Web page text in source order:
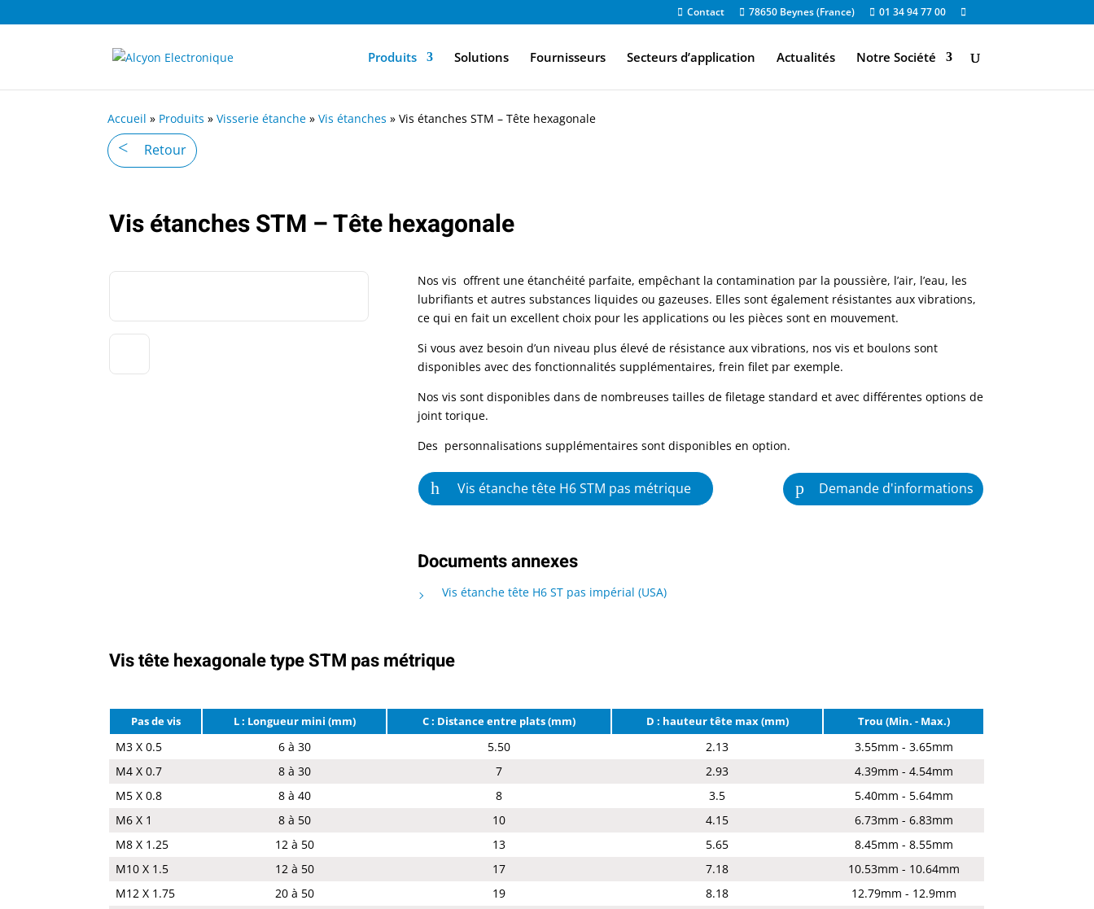
Contact 78650 Beynes (France) 01 34 94 77 00
Produits Solutions Fournisseurs Secteurs d’application Actualités Notre Société
Accueil » Produits » Visserie étanche » Vis étanches » Vis étanches STM – Tête hexagonale
Retour
Vis étanches STM – Tête hexagonale
Nos vis offrent une étanchéité parfaite, empêchant la contamination par la poussière, l’air, l’eau, les
lubrifiants et autres substances liquides ou gazeuses. Elles sont également résistantes aux vibrations,
ce qui en fait un excellent choix pour les applications ou les pièces sont en mouvement.
Si vous avez besoin d’un niveau plus élevé de résistance aux vibrations, nos vis et boulons sont
disponibles avec des fonctionnalités supplémentaires, frein filet par exemple.
Nos vis sont disponibles dans de nombreuses tailles de filetage standard et avec différentes options de
joint torique.
Des personnalisations supplémentaires sont disponibles en option.
Vis étanche tête H6 STM pas métrique Demande d'informations
Documents annexes
Vis étanche tête H6 ST pas impérial (USA)
Vis tête hexagonale type STM pas métrique
Pas de vis L : Longueur mini (mm) C : Distance entre plats (mm) D : hauteur tête max (mm) Trou (Min. - Max.)
M3 X 0.5 6 à 30 5.50 2.13
3.55mm - 3.65mm
M4 X 0.7
8 à 30 7 2.93
4.39mm - 4.54mm
M5 X 0.8
8 à 40 8 3.5
5.40mm - 5.64mm
M6 X 1
8 à 50 10 4.15
6.73mm - 6.83mm
M8 X 1.25
12 à 50 13 5.65
8.45mm - 8.55mm
M10 X 1.5
12 à 50 17 7.18
10.53mm - 10.64mm
M12 X 1.75
20 à 50 19 8.18
12.79mm - 12.9mm